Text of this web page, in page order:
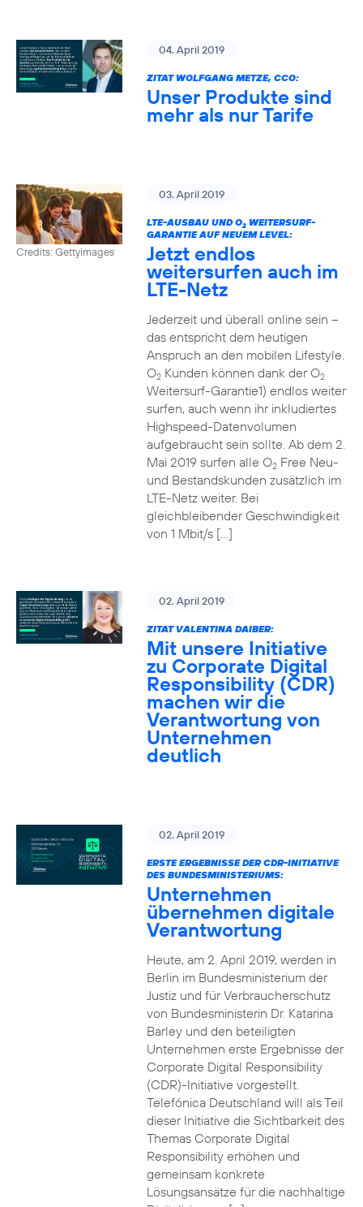
04. April 2019
ZITAT WOLFGANG METZE, CCO:
Unser Produkte sind
mehr als nur Tarife
Credits: Gettyimages
03. April 2019
LTE-AUSBAU UND O2WEITERSURF-
GARANTIE AUF NEUEM LEVEL:
Jetzt endlos
weitersurfen auch im
LTE-Netz
Jederzeit und überall online sein –
das entspricht dem heutigen
Anspruch an den mobilen Lifestyle.
O2Kunden können dank der O2
Weitersurf-Garantie1) endlos weiter
surfen, auch wenn ihr inkludiertes
Highspeed-Datenvolumen
aufgebraucht sein sollte. Ab dem 2.
Mai 2019 surfen alle O2Free Neu-
und Bestandskunden zusätzlich im
LTE-Netz weiter. Bei
gleichbleibender Geschwindigkeit
von 1 Mbit/s […]
02. April 2019
ZITAT VALENTINA DAIBER:
Mit unsere Initiative
zu Corporate Digital
Responsibility (CDR)
machen wir die
Verantwortung von
Unternehmen
deutlich
02. April 2019
ERSTE ERGEBNISSE DER CDR-INITIATIVE
DES BUNDESMINISTERIUMS:
Unternehmen
übernehmen digitale
Verantwortung
Heute, am 2. April 2019, werden in
Berlin im Bundesministerium der
Justiz und für Verbraucherschutz
von Bundesministerin Dr. Katarina
Barley und den beteiligten
Unternehmen erste Ergebnisse der
Corporate Digital Responsibility
(CDR)-Initiative vorgestellt.
Telefónica Deutschland will als Teil
dieser Initiative die Sichtbarkeit des
Themas Corporate Digital
Responsibility erhöhen und
gemeinsam konkrete
Lösungsansätze für die nachhaltige